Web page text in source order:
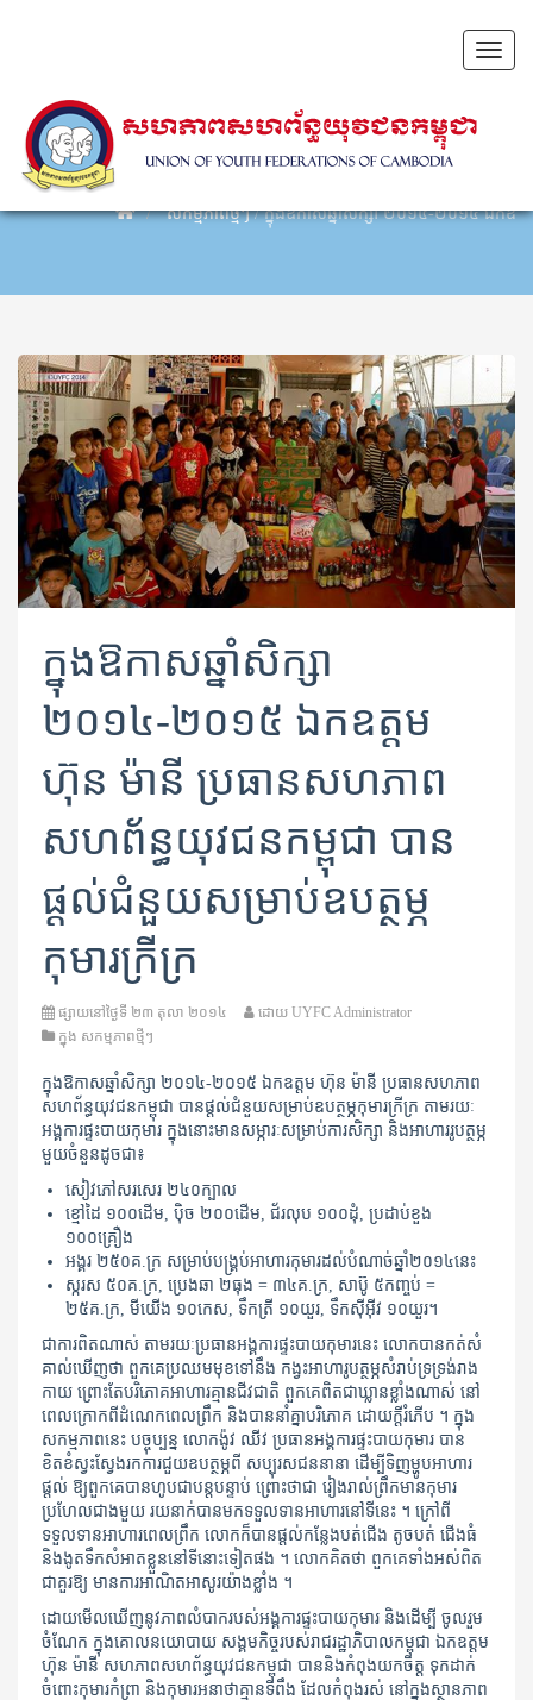
Toggle
សកម្មភាពថ្មីៗ /ក្នុងឱកាសឆ្នាំសិក្សា ២០១៤-២០១៥ ឯកឧត្
ក្នុងឱកាសឆ្នាំសិក្សា
២០១៤-២០១៥ ឯកឧត្តម
ហ៊ុន ម៉ានី ប្រធានសហភាព
សហព័ន្ធយុវជនកម្ពុជា បាន
ផ្តល់ជំនួយសម្រាប់ឧបត្ថម្ភ
កុមារក្រីក្រ
ផ្សាយនៅថ្ងៃទី ២៣ តុលា ២០១៤ ដោយ UYFC Administrator
ក្នុង សកម្មភាពថ្មីៗ
ក្នុងឱកាសឆ្នាំសិក្សា ២០១៤-២០១៥ ឯកឧត្តម ហ៊ុន ម៉ានី ប្រធានសហភាព
សហព័ន្ធយុវជនកម្ពុជា បានផ្តល់ជំនួយសម្រាប់ឧបត្ថម្ភកុមារក្រីក្រ តាមរយៈ
អង្គការផ្ទះបាយកុមារ ក្នុងនោះមានសម្ភារៈសម្រាប់ការសិក្សា និងអាហាររូបត្ថម្ភ
មួយចំនួនដូចជា៖
សៀវភៅសរសេរ‬ ២៤០ក្បាល
ខ្មៅដៃ‬ ១០០ដើម, ប៉ិច ២០០ដើម, ជ័រលុប ១០០ដុំ, ប្រដាប់ខួង
១០០គ្រឿង
អង្គរ‬ ២៥០គ.ក្រ សម្រាប់បង្រ្គប់អាហារកុមារដល់បំណាច់ឆ្នាំ២០១៤នេះ
ស្ករស ៥០គ.ក្រ, ប្រេងឆា ២ធុង = ៣៤គ.ក្រ, សាប៊ូ ៥កញ្ចប់ =
២៥គ.ក្រ, មីយើង ១០កេស, ទឹកត្រី ១០យួរ, ទឹកស៊ីអ៊ីវ ១០យួរ។
ជាការពិតណាស់ តាមរយៈប្រធានអង្គការផ្ទះបាយកុមារនេះ លោកបានកត់សំ
គាល់ឃើញថា ពួកគេប្រឈមមុខទៅនឹង កង្វះអាហារូបត្ថម្ភសំរាប់ទ្រទ្រង់រាង
កាយ ព្រោះតែបរិភោគអាហារគ្មានជីវជាតិ ពួកគេពិតជាឃ្លានខ្លាំងណាស់ នៅ
ពេលក្រោកពីដំណេកពេលព្រឹក និងបាននាំគ្នាបរិភោគ ដោយក្ដីរំភើប ។ ក្នុង
សកម្មភាពនេះ បច្ចុប្បន្ន លោកង៉ូវ ឈីវ ប្រធានអង្គការផ្ទះបាយកុមារ បាន
ខិតខំស្វះស្វែងរកការជួយឧបត្ថម្ភពី សប្បុរសជននានា ដើម្បីទិញម្ហូបអាហារ
ផ្ដល់ ឱ្យពួកគេបានហូបជាបន្ដបន្ទាប់ ព្រោះថាជា រៀងរាល់ព្រឹកមានកុមារ
ប្រហែលជាងមួយ រយនាក់បានមកទទួលទានអាហារនៅទីនេះ ។ ក្រៅពី
ទទួលទានអាហារពេលព្រឹក លោកក៏បានផ្ដល់កន្លែងបត់ជើង តូចបត់ ជើងធំ
និងងូតទឹកសំអាតខ្លួននៅទីនោះទៀតផង ។ លោកគិតថា ពួកគេទាំងអស់ពិត
ជាគួរឱ្យ មានការអាណិតអាសូរយ៉ាងខ្លាំង ។
ដោយមើលឃើញនូវភាពលំបាករបស់អង្គការផ្ទះបាយកុមារ និងដើម្បី ចូលរួម
ចំណែក ក្នុងគោលនយោបាយ សង្គមកិច្ចរបស់រាជរដ្ឋាភិបាលកម្ពុជា ឯកឧត្តម
ហ៊ុន ម៉ានី សហភាពសហព័ន្ធយុវជនកម្ពុជា បាននិងកំពុងយកចិត្ត ទុកដាក់
ចំពោះកុមារកំព្រា និងកុមារអនាថាគ្មានទីពឹង ដែលកំពុងរស់ នៅក្នុងស្ថានភាព